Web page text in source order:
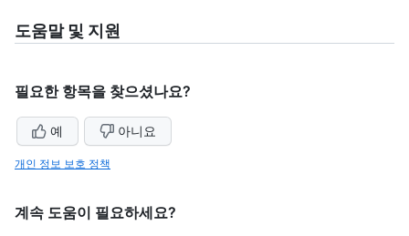
도움말 및 지원
필요한 항목을 찾으셨나요?
예 아니요
개인 정보 보호 정책
계속 도움이 필요하세요?